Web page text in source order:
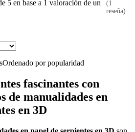
5 en base a 1 valoración de un
(1
reseña)
Ordenado por popularidad
fascinantes con
de manualidades en
en 3D